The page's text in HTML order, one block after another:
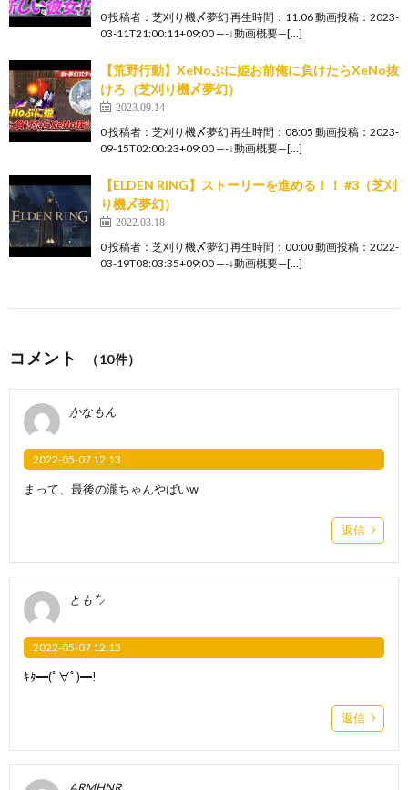
0 投稿者：芝刈り機〆夢幻 再生時間：11:06 動画投稿：2023-
03-11T21:00:11+09:00 —-↓動画概要—[…]
【荒野行動】XeNoぷに姫お前俺に負けたらXeNo抜
けろ（芝刈り機〆夢幻）
2023.09.14
0 投稿者：芝刈り機〆夢幻 再生時間：08:05 動画投稿：2023-
09-15T02:00:23+09:00 —-↓動画概要—[…]
【ELDEN RING】ストーリーを進める！！ #3（芝刈
り機〆夢幻）
2022.03.18
0 投稿者：芝刈り機〆夢幻 再生時間：00:00 動画投稿：2022-
03-19T08:03:35+09:00 —-↓動画概要—[…]
コメント （10件）
かなもん
2022-05-07 12:13
まって、最後の瀧ちゃんやばいw
返信
とも㌨
2022-05-07 12:13
ｷﾀ━(ﾟ∀ﾟ)━!
返信
ARMHNR